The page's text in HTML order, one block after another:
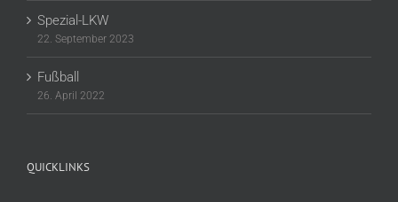
Spezial-LKW
22. September 2023
Fußball
26. April 2022
QUICKLINKS